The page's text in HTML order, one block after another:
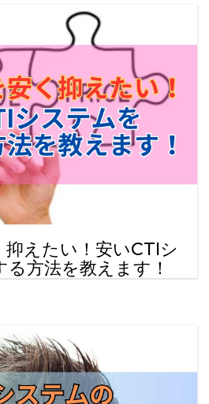
抑えたい！安いCTIシ
方法を教えます！